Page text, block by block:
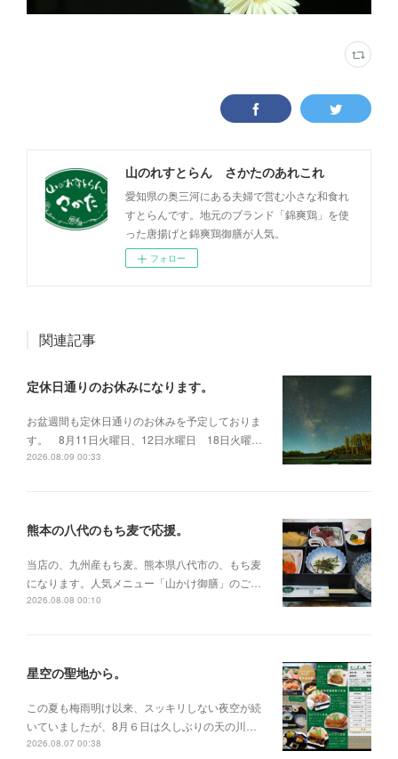
山のれすとらん さかたのあれこれ
愛知県の奥三河にある夫婦で営む小さな和食れ
すとらんです。地元のブランド「錦爽鶏」を使
った唐揚げと錦爽鶏御膳が人気。
フォロー
関連記事
定休日通りのお休みになります。
お盆週間も定休日通りのお休みを予定しておりま
す。 8月11日火曜日、12日水曜日 18日火曜…
2026.08.09 00:33
熊本の八代のもち麦で応援。
当店の、九州産もち麦。熊本県八代市の、もち麦
になります。人気メニュー「山かけ御膳」のご…
2026.08.08 00:10
星空の聖地から。
この夏も梅雨明け以来、スッキリしない夜空が続
いていましたが、8月６日は久しぶりの天の川…
2026.08.07 00:38